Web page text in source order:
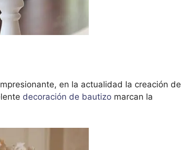
en la actualidad la creación de
decoración de bautizo marcan la